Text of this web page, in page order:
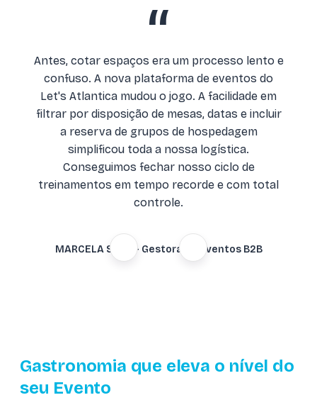
“
Antes, cotar espaços era um processo lento e
confuso. A nova plataforma de eventos do
Let's Atlantica mudou o jogo. A facilidade em
filtrar por disposição de mesas, datas e incluir
a reserva de grupos de hospedagem
simplificou toda a nossa logística.
Conseguimos fechar nosso ciclo de
treinamentos em tempo recorde e com total
controle.
MARCELA SILVA - Gestora de Eventos B2B
Gastronomia que eleva o nível do
seu Evento